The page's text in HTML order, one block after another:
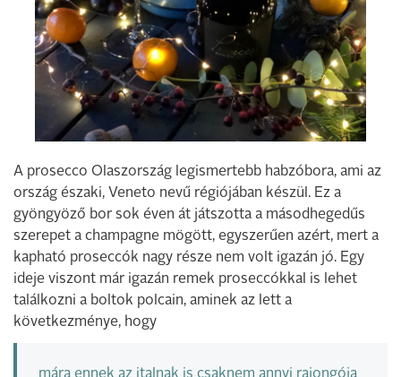
A prosecco Olaszország legismertebb habzóbora, ami az
ország északi, Veneto nevű régiójában készül. Ez a
gyöngyöző bor sok éven át játszotta a másodhegedűs
szerepet a champagne mögött, egyszerűen azért, mert a
kapható proseccók nagy része nem volt igazán jó. Egy
ideje viszont már igazán remek proseccókkal is lehet
találkozni a boltok polcain, aminek az lett a
következménye, hogy